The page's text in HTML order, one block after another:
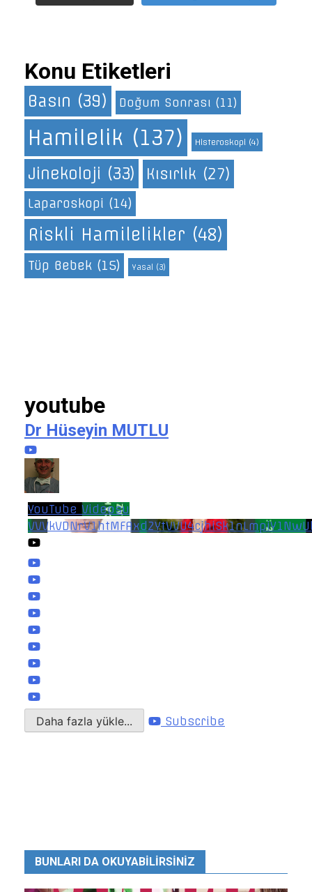
Konu Etiketleri
Basın (39) Doğum Sonrası (11)
Hamilelik (137) Histeroskopi (4)
Jinekoloji (33) Kısırlık (27)
Laparoskopi (14)
Riskli Hamilelikler (48)
Tüp Bebek (15) Yasal (3)
youtube
Dr Hüseyin MUTLU
YouTube Videosu
Daha fazla yükle... Subscribe
BUNLARI DA OKUYABILIRSINIZ